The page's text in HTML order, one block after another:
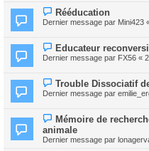
Rééducation
Dernier message par Mini423
Educateur
Dernier message par FX56 «
Trouble Dissociatif
Dernier message par
Mémoire de
animale
Dernier message par